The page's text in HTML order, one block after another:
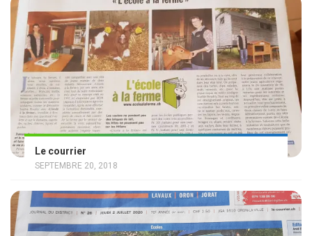
Le courrier
SEPTEMBRE 20, 2018